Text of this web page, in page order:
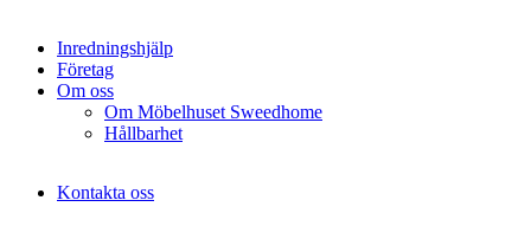
Inredningshjälp
Företag
Om oss
Om Möbelhuset Sweedhome
Hållbarhet
Kontakta oss